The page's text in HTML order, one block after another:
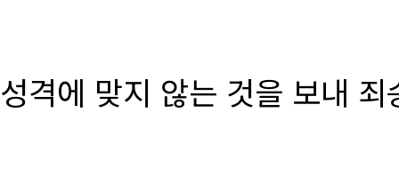
성격에 맞지 않는 것을 보내